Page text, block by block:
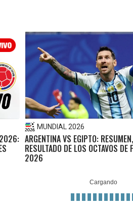
2026:
MUNDIAL 2026
ARGENTINA VS EGIPTO:
RESULTADO DE LOS OCTAVOS
2026